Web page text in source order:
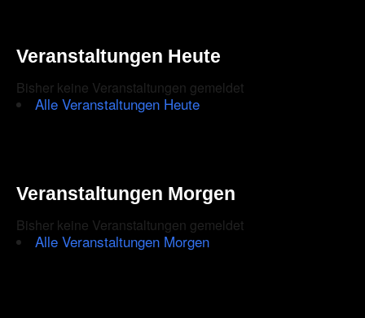
Veranstaltungen Heute
Bisher keine Veranstaltungen gemeldet
Alle Veranstaltungen Heute
Veranstaltungen Morgen
Bisher keine Veranstaltungen gemeldet
Alle Veranstaltungen Morgen